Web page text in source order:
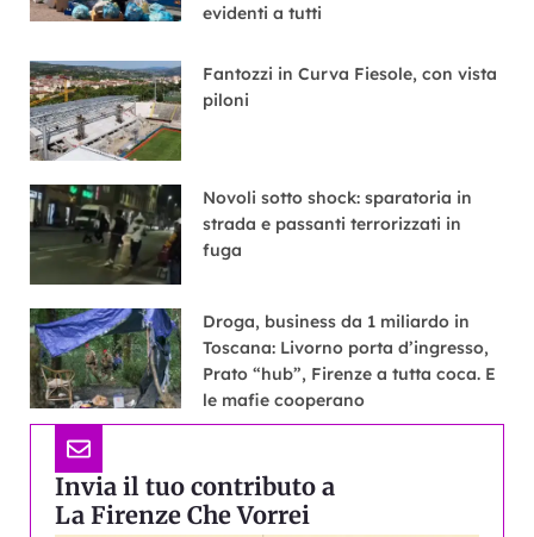
evidenti a tutti
Fantozzi in Curva Fiesole, con vista
piloni
Novoli sotto shock: sparatoria in
strada e passanti terrorizzati in
fuga
Droga, business da 1 miliardo in
Toscana: Livorno porta d’ingresso,
Prato “hub”, Firenze a tutta coca. E
le mafie cooperano
Invia il tuo contributo a
La Firenze Che Vorrei